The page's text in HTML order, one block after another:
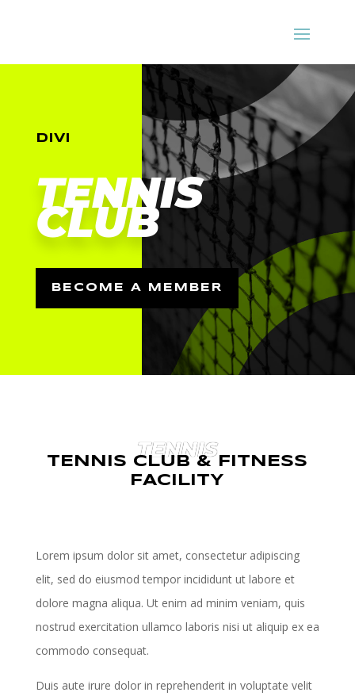
DIVI
TENNIS
CLUB
BECOME A MEMBER
TENNIS
TENNIS CLUB & FITNESS
FACILITY
Lorem ipsum dolor sit amet, consectetur adipiscing
elit, sed do eiusmod tempor incididunt ut labore et
dolore magna aliqua. Ut enim ad minim veniam, quis
nostrud exercitation ullamco laboris nisi ut aliquip ex ea
commodo consequat.
Duis aute irure dolor in reprehenderit in voluptate velit